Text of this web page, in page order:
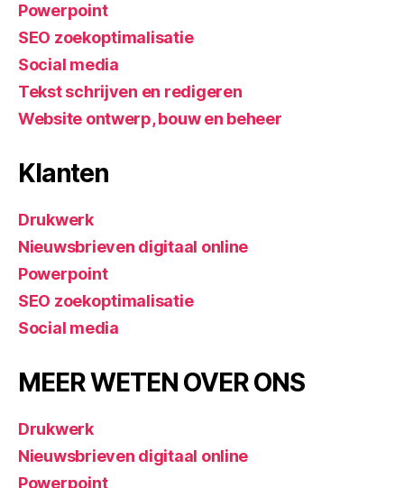
Powerpoint
SEO zoekoptimalisatie
Social media
Tekst schrijven en redigeren
Website ontwerp, bouw en beheer
Klanten
Drukwerk
Nieuwsbrieven digitaal online
Powerpoint
SEO zoekoptimalisatie
Social media
MEER WETEN OVER ONS
Drukwerk
Nieuwsbrieven digitaal online
Powerpoint